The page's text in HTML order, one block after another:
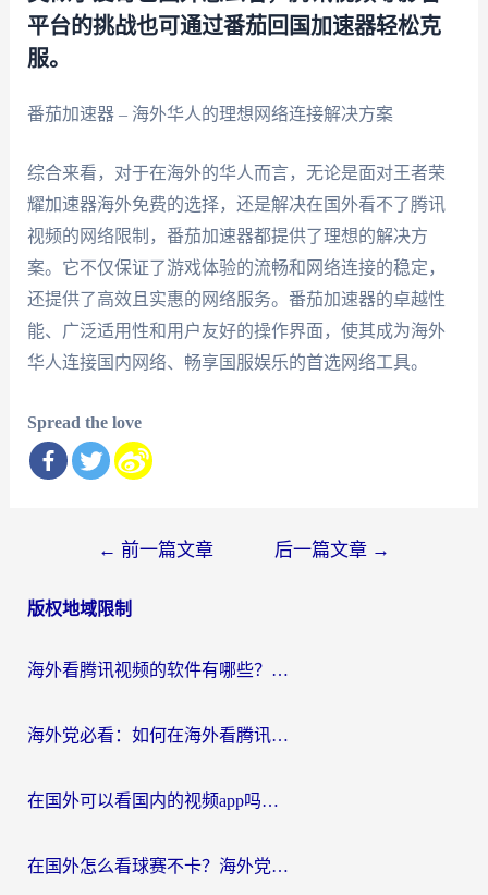
平台的挑战也可通过番茄回国加速器轻松克
服。
番茄加速器 – 海外华人的理想网络连接解决方案
综合来看，对于在海外的华人而言，无论是面对王者荣
耀加速器海外免费的选择，还是解决在国外看不了腾讯
视频的网络限制，番茄加速器都提供了理想的解决方
案。它不仅保证了游戏体验的流畅和网络连接的稳定，
还提供了高效且实惠的网络服务。番茄加速器的卓越性
能、广泛适用性和用户友好的操作界面，使其成为海外
华人连接国内网络、畅享国服娱乐的首选网络工具。
Spread the love
导
← 前一篇文章 后一篇文章 →
版权地域限制
海外看腾讯视频的软件有哪些？2026实测有效，留学生都在用的回国加速器指南
海外党必看：如何在海外看腾讯体育？解决赛事直播地区限制的终极指南
在国外可以看国内的视频app吗知乎？海外党亲测有效的追剧加速方案
在国外怎么看球赛不卡？海外党专属体育直播自由指南